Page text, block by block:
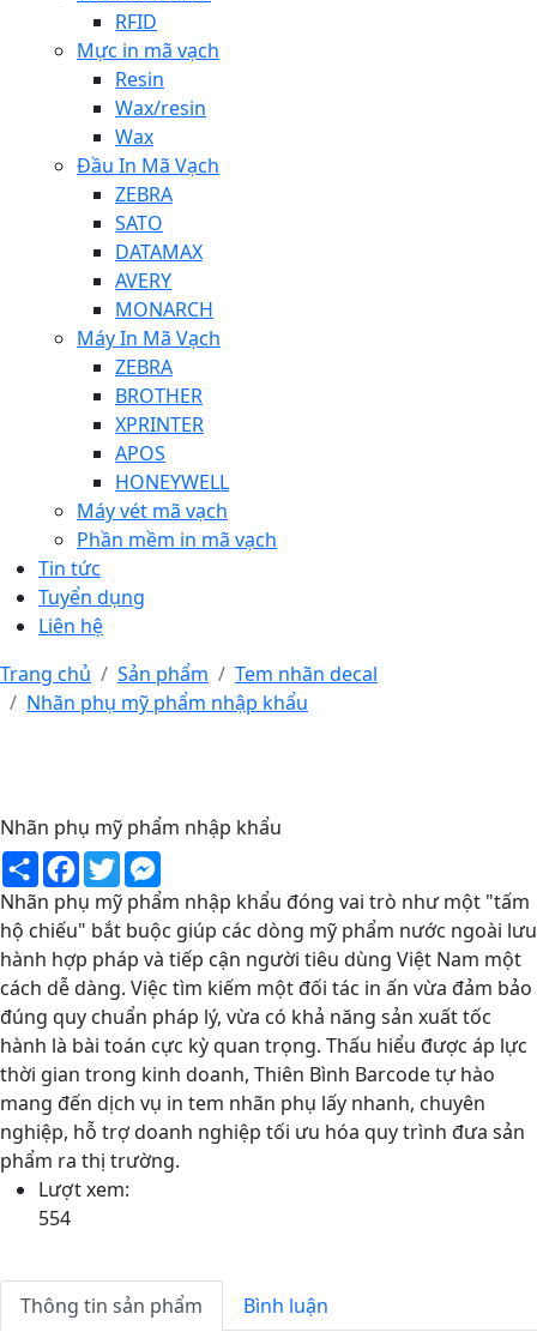
RFID
Mực in mã vạch
Resin
Wax/resin
Wax
Đầu In Mã Vạch
ZEBRA
SATO
DATAMAX
AVERY
MONARCH
Máy In Mã Vạch
ZEBRA
BROTHER
XPRINTER
APOS
HONEYWELL
Máy vét mã vạch
Phần mềm in mã vạch
Tin tức
Tuyển dụng
Liên hệ
Trang chủ
Sản phẩm
Tem nhãn decal
Nhãn phụ mỹ phẩm nhập khẩu
Nhãn phụ mỹ phẩm nhập khẩu
ShareFacebook
Twitter
Nhãn phụ mỹ phẩm nhập khẩu đóng vai trò như một "tấm
hộ chiếu" bắt buộc giúp các dòng mỹ phẩm nước ngoài lưu
hành hợp pháp và tiếp cận người tiêu dùng Việt Nam một
cách dễ dàng. Việc tìm kiếm một đối tác in ấn vừa đảm bảo
đúng quy chuẩn pháp lý, vừa có khả năng sản xuất tốc
hành là bài toán cực kỳ quan trọng. Thấu hiểu được áp lực
thời gian trong kinh doanh, Thiên Bình Barcode tự hào
mang đến dịch vụ in tem nhãn phụ lấy nhanh, chuyên
nghiệp, hỗ trợ doanh nghiệp tối ưu hóa quy trình đưa sản
phẩm ra thị trường.
Lượt xem:
554
Thông tin sản phẩm Bình luận